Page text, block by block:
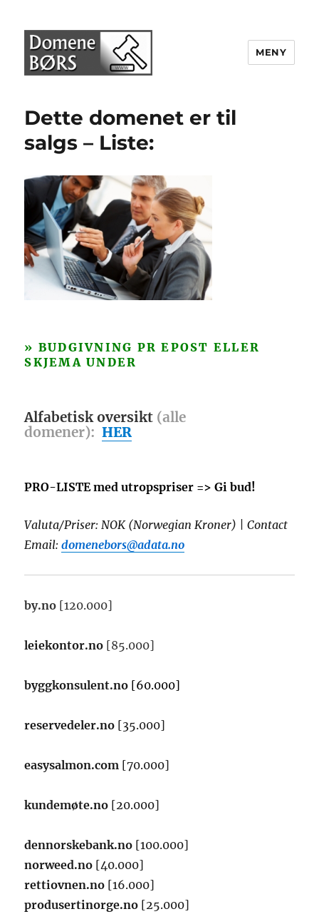
MENY
Dette domenet er til
salgs – Liste:
» BUDGIVNING PR EPOST ELLER
SKJEMA UNDER
Alfabetisk oversikt (alle
domener): HER
PRO-LISTE med utropspriser => Gi bud!
Valuta/Priser: NOK (Norwegian Kroner) | Contact
Email:domenebors@adata.no
by.no [120.000]
leiekontor.no [85.000]
byggkonsulent.no [60.000]
reservedeler.no [35.000]
easysalmon.com [70.000]
kundemøte.no [20.000]
dennorskebank.no [100.000]
norweed.no [40.000]
rettiovnen.no [16.000]
produsertinorge.no [25.000]